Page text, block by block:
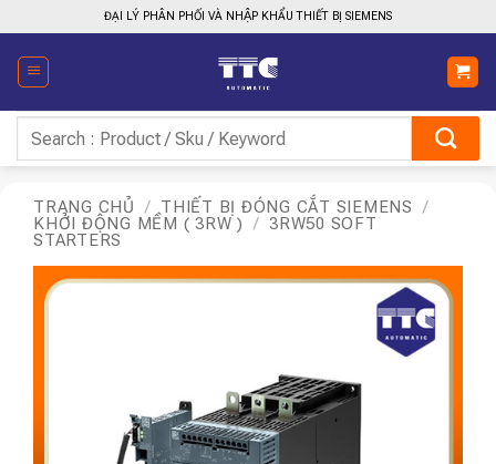
qua
nội
dung
ĐẠI LÝ PHÂN PHỐI VÀ NHẬP KHẨU THIẾT BỊ SIEMENS
kiếm:
TRANG CHỦ / THIẾT BỊ ĐÓNG CẮT SIEMENS
/
KHỞI ĐỘNG MỀM ( 3RW )
/ 3RW50 SOFT
STARTERS